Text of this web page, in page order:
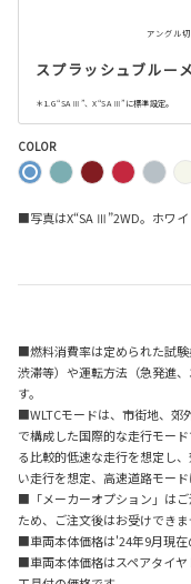
スプラッシュブルー
＊1. G“SA Ⅲ”、X“SA Ⅲ”に標準設定。
アングル
COLOR
■写真はX“SA Ⅲ”2WD。ホワイ
■燃料消費率は定められた試験
渋滞等）や運転方法（急発進
す。
■WLTCモードは、市街地、郊
で構成した国際的な走行モー
る比較的低速な走行を想定し
い走行を想定、高速道路モー
■「メーカーオプション」は
ため、ご注文後はお受けでき
■車両本体価格は'24年9月現在
■車両本体価格はスペアタイ